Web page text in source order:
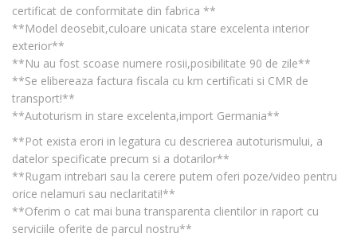
certificat de conformitate din fabrica **
**Model deosebit,culoare unicata stare excelenta interior
exterior**
**Nu au fost scoase numere rosii,posibilitate 90 de zile**
**Se elibereaza factura fiscala cu km certificati si CMR de
transport!**
**Autoturism in stare excelenta,import Germania**
**Pot exista erori in legatura cu descrierea autoturismului, a
datelor specificate precum si a dotarilor**
**Rugam intrebari sau la cerere putem oferi poze/video pentru
orice nelamuri sau neclaritati!**
**Oferim o cat mai buna transparenta clientilor in raport cu
serviciile oferite de parcul nostru**